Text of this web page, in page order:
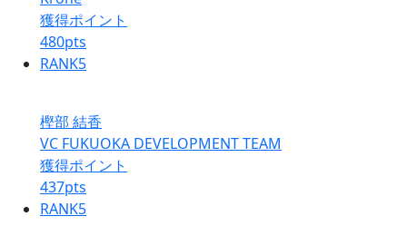
獲得ポイント
480pts
RANK5
樫部 結香
VC FUKUOKA DEVELOPMENT TEAM
獲得ポイント
437pts
RANK5